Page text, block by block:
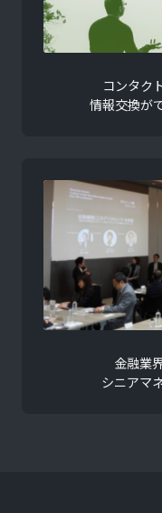
コンタク
情報交換が
金融業
シニアマ